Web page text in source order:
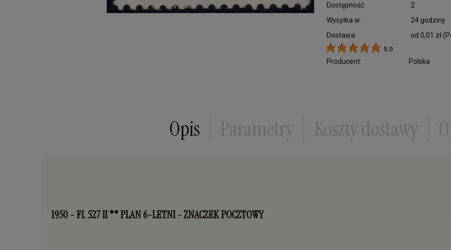
Dostępność:
2
Wysyłka w:
24 godziny
Dostawa:
od 0,01 zł
Cena nie zawiera ewentualnych kosztów
5.0
Producent: Polska
Opis Parametry Koszty dostawy
1950 - FI. 527 II ** PLAN 6-LETNI - ZNACZEK POCZTOWY